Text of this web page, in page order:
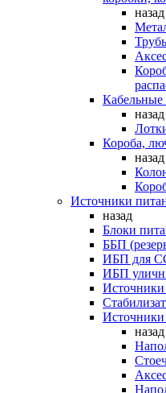
назад
Кабельные
назад
Короба,
назад
Источники
назад
Блоки
ББП
ИБП для
ИБП
Источники
Источники
назад